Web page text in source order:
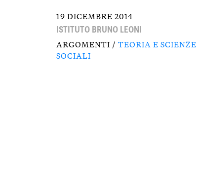
19 DICEMBRE 2014
ISTITUTO BRUNO LEONI
ARGOMENTI / TEORIA E SCIENZE
SOCIALI